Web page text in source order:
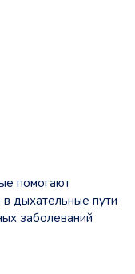
помогают
дыхательные пути
заболеваний